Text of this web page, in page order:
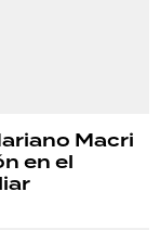
Macri
en el